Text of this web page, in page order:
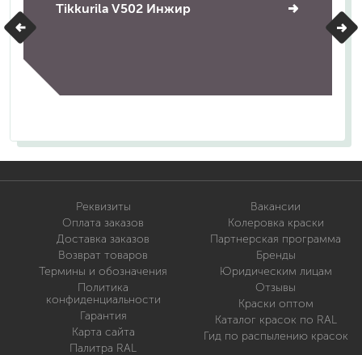
Tikkurila V502 Инжир
Реквизиты
Оплата заказов
Доставка заказов
Возврат товаров
Термины и обозначения
Политика
конфиденциальности
Гарантия
Карта сайта
Палитра RAL
Вакансии
Колеровка краски
Партнерская программа
Бренды
Юридическим лицам
Отзывы
Краски оптом
Каталог красок по RAL
Гид по распылению красок